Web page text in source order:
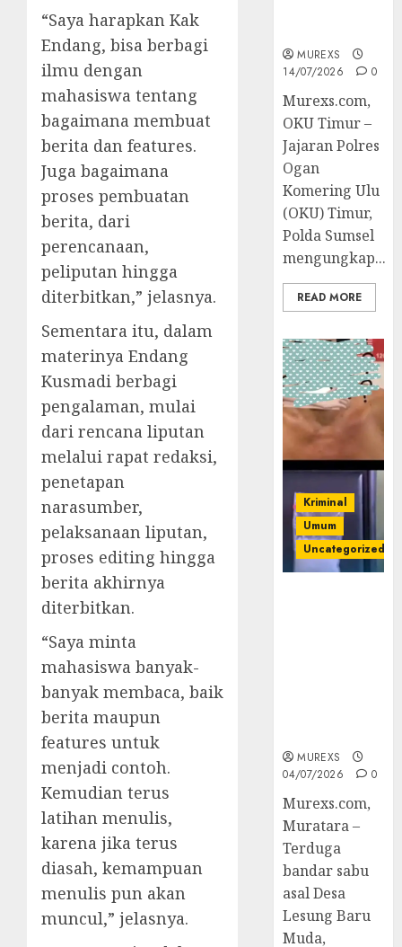
“Saya harapkan Kak
Endang, bisa berbagi
ilmu dengan
mahasiswa tentang
bagaimana membuat
berita dan features.
Juga bagaimana
proses pembuatan
berita, dari
perencanaan,
peliputan hingga
diterbitkan,” jelasnya.
Sementara itu, dalam
materinya Endang
Kusmadi berbagi
pengalaman, mulai
dari rencana liputan
melalui rapat redaksi,
penetapan
narasumber,
pelaksanaan liputan,
proses editing hingga
berita akhirnya
diterbitkan.
“Saya minta
mahasiswa banyak-
banyak membaca, baik
berita maupun
features untuk
menjadi contoh.
Kemudian terus
latihan menulis,
karena jika terus
diasah, kemampuan
menulis pun akan
muncul,” jelasnya.
MUREXS
14/07/2026
0
Murexs.com,
OKU Timur –
Jajaran Polres
Ogan
Komering Ulu
(OKU) Timur,
Polda Sumsel
mengungkap...
READ MORE
Kriminal
Umum
Uncategorized
MUREXS
04/07/2026
0
Murexs.com,
Muratara –
Terduga
bandar sabu
asal Desa
Lesung Baru
Muda,